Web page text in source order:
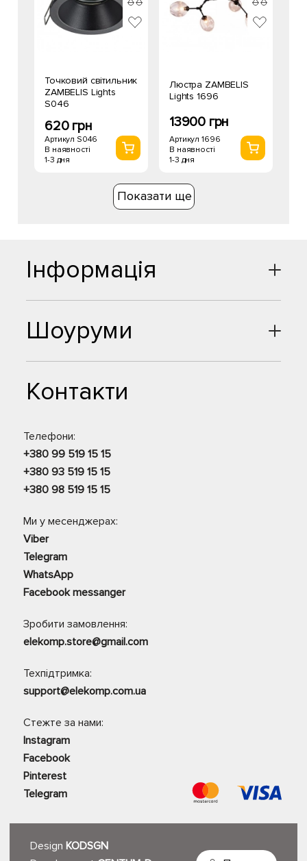
Точковий світильник
ZAMBELIS Lights
S046
620 грн
Артикул S046
В наявності
1-3 дня
Люстра ZAMBELIS
Lights 1696
13900 грн
Артикул 1696
В наявності
1-3 дня
Показати ще
Шоуруми
Контакти
Телефони:
+380 99 519 15 15
+380 93 519 15 15
+380 98 519 15 15
Ми у месенджерах:
Viber
Telegram
WhatsApp
Facebook messanger
Зробити замовлення:
elekomp.store@gmail.com
Техпідтримка:
support@elekomp.com.ua
Стежте за нами:
Instagram
Facebook
Pinterest
Telegram
Інформація
Design KODSGN